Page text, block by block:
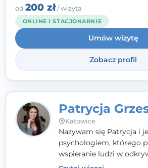
stronach.
od 200 zł/ wizyta
ONLINE I STACJONARNIE
Umów wizytę
Zobacz profil
Patrycja
Katowice
Nazywam się Patrycja i
psychologiem, którego
wspieranie ludzi w
wewnętrznej siły i